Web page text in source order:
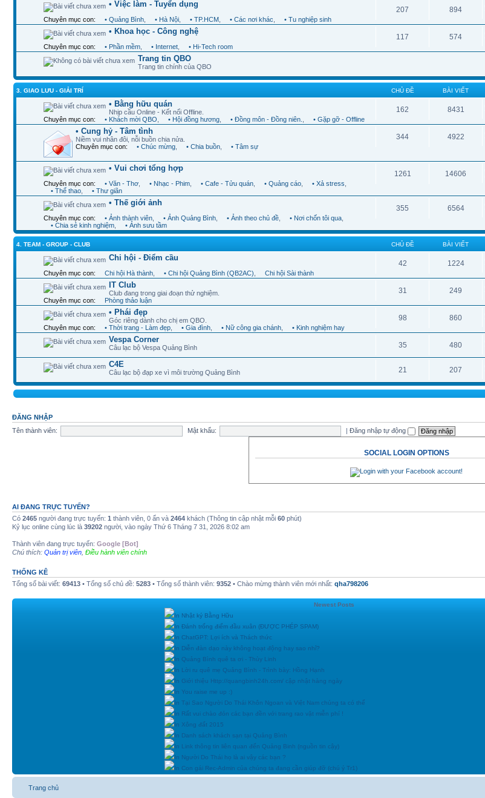
• Việc làm - Tuyển dụng
Chuyên mục con: • Quảng Bình • Hà Nội • TP.HCM • Các nơi khác • Tu nghiệp sinh
207 894
• Khoa học - Công nghệ
Chuyên mục con: • Phần mềm • Internet • Hi-Tech room
117 574
Trang tin QBO
Trang tin chính của QBO
3. GIAO LƯU - GIẢI TRÍ CHỦ ĐỀ BÀI VIẾT
• Bằng hữu quán
Nhịp cầu Online - Kết nối Offline.
Chuyên mục con:
• Khách mời QBO • Hội đồng hương • Đồng môn - Đồng niên. • Gặp gỡ - Offline
162 8431
• Cung hỷ - Tâm tình
Niềm vui nhân đôi, nỗi buồn chia nửa.
Chuyên mục con:
• Chúc mừng • Chia buồn • Tâm sự
344 4922
• Vui chơi tổng hợp
Chuyên mục con: • Văn - Thơ • Nhạc - Phim • Cafe - Tửu quán • Quảng cáo • Xả stress
• Thể thao
• Thư giãn
1261 14606
• Thế giới ảnh
Chuyên mục con: • Ảnh thành viên • Ảnh Quảng Bình • Ảnh theo chủ đề • Nơi chốn tôi qua
• Chia sẻ kinh nghiệm
• Ảnh sưu tầm
355 6564
4. TEAM - GROUP - CLUB CHỦ ĐỀ BÀI VIẾT
Chi hội - Điểm cầu
Chuyên mục con: Chi hội Hà thành • Chi hội Quảng Bình (QB2AC) Chi hội Sài thành
42 1224
IT Club
Club đang trong giai đoạn thử nghiệm.
Chuyên mục con:
Phòng thảo luận
31 249
• Phái đẹp
Góc riêng dành cho chị em QBO.
Chuyên mục con:
• Thời trang - Làm đẹp • Gia đình • Nữ công gia chánh • Kinh nghiệm hay
98 860
Vespa Corner
Câu lạc bộ Vespa Quảng Bình 35 480
C4E
Câu lạc bộ đạp xe vì môi trường Quảng Bình 21 207
ĐĂNG NHẬP
Tên thành viên:
Mật khẩu: |Đăng nhập tự động
SOCIAL LOGIN OPTIONS
AI ĐANG TRỰC TUYẾN?
Có 2465 người đang trực tuyến: 1 thành viên, 0 ẩn và 2464 khách (Thông tin cập nhật mỗi 60 phút)
Kỷ lục online cùng lúc là 39202 người, vào ngày Thứ 6 Tháng 7 31, 2026 8:02 am
Thành viên đang trực tuyến: Google [Bot]
Chú thích: Quản trị viên Điều hành viên chính
THỐNG KÊ
Tổng số bài viết: 69413 • Tổng số chủ đề: 5283 • Tổng số thành viên: 9352 • Chào mừng thành viên mới nhất: qha798206
Newest Posts
In Nhật ký Bằng Hữu
In Đánh trống điểm đầu xuân (ĐƯỢC PHÉP SPAM)
In ChatGPT: Lợi ích và Thách thức
In Diễn đàn dạo này không hoạt động hay sao nhỉ?
In Quảng Bình quê ta ơi - Thùy Linh
In Lời ru quê mẹ Quảng Bình - Trình bày: Hồng Hạnh
In Giới thiệu Http://quangbinh24h.com/ cập nhật hàng ngày
In You raise me up :)
In Tại Sao Người Do Thái Khôn Ngoan và Việt Nam chúng ta có thể
In Rất vui chào đón các bạn đền với trang rao vặt miễn phí !
In Xông đất 2015
In Danh sách khách sạn tại Quảng Bình
In Link thông tin liên quan đến Quảng Binh (nguồn tin cậy)
In Người Do Thái họ là ai vậy các bạn ?
In Con gái Rec-Admin của chúng ta đang cần giúp đỡ (chú ý Tr1)
Trang chủ